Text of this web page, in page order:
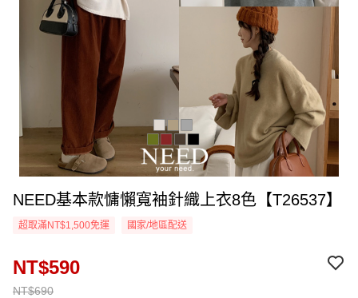
NEED基本款慵懶寬袖針織上衣8色【T26537】
超取滿NT$1,500免運 國家/地區配送
NT$690
NT$590